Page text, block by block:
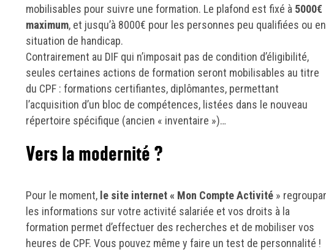
mobilisables pour suivre une formation. Le plafond est fixé à 5000€
maximum, et jusqu’à 8000€ pour les personnes peu qualifiées ou en
situation de handicap.
Contrairement au DIF qui n’imposait pas de condition d’éligibilité,
seules certaines actions de formation seront mobilisables au titre
du CPF : formations certifiantes, diplômantes, permettant
l’acquisition d’un bloc de compétences, listées dans le nouveau
répertoire spécifique (ancien « inventaire »)…
Vers la modernité ?
Pour le moment, le site internet « Mon Compte Activité »
les informations sur votre activité salariée et vos droits à la
formation permet d’effectuer des recherches et de mobiliser vos
heures de CPF. Vous pouvez même y faire un test de personnalité !